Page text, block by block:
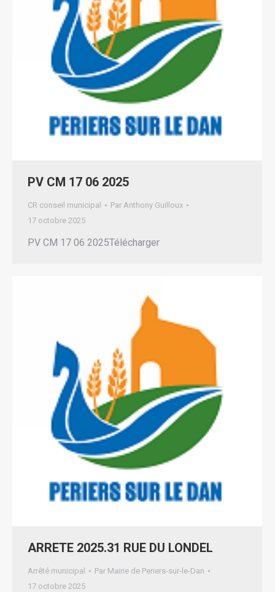
PV CM 17 06 2025
CR conseil municipal Par Anthony Guilloux
17 octobre 2025
PV CM 17 06 2025Télécharger
ARRETE 2025.31 RUE DU LONDEL
Arrêté municipal Par Mairie de Periers-sur-le-Dan
17 octobre 2025